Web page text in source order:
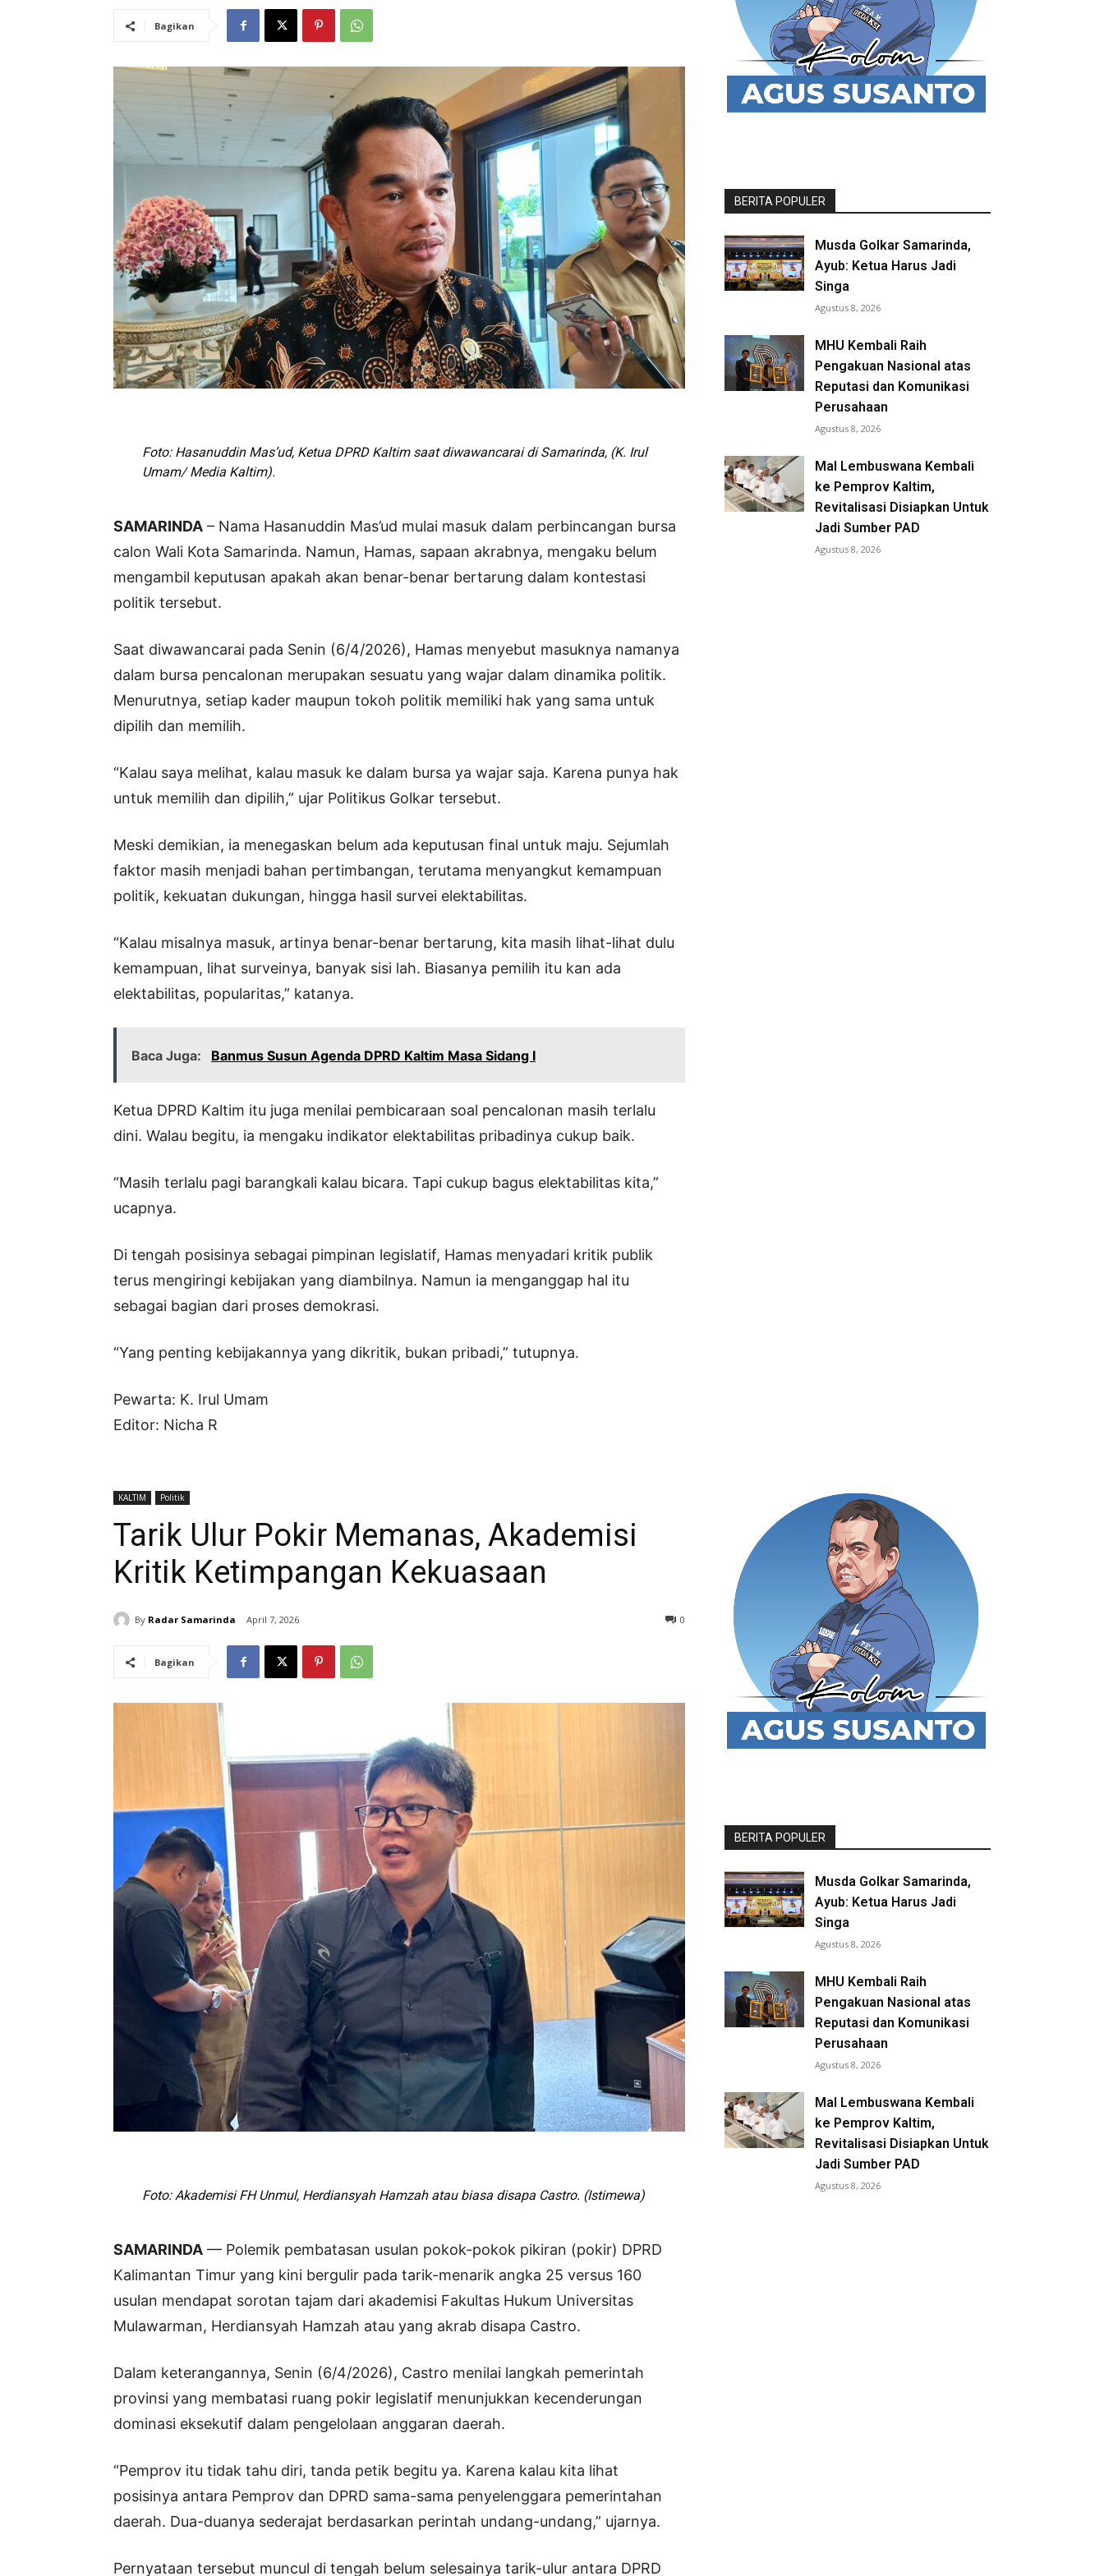
Bagikan
Foto: Hasanuddin Mas’ud, Ketua DPRD Kaltim saat diwawancarai di Samarinda, (K. Irul
Umam/ Media Kaltim).
SAMARINDA – Nama Hasanuddin Mas’ud mulai masuk dalam perbincangan bursa
calon Wali Kota Samarinda. Namun, Hamas, sapaan akrabnya, mengaku belum
mengambil keputusan apakah akan benar-benar bertarung dalam kontestasi
politik tersebut.
Saat diwawancarai pada Senin (6/4/2026), Hamas menyebut masuknya namanya
dalam bursa pencalonan merupakan sesuatu yang wajar dalam dinamika politik.
Menurutnya, setiap kader maupun tokoh politik memiliki hak yang sama untuk
dipilih dan memilih.
“Kalau saya melihat, kalau masuk ke dalam bursa ya wajar saja. Karena punya hak
untuk memilih dan dipilih,” ujar Politikus Golkar tersebut.
Meski demikian, ia menegaskan belum ada keputusan final untuk maju. Sejumlah
faktor masih menjadi bahan pertimbangan, terutama menyangkut kemampuan
politik, kekuatan dukungan, hingga hasil survei elektabilitas.
“Kalau misalnya masuk, artinya benar-benar bertarung, kita masih lihat-lihat dulu
kemampuan, lihat surveinya, banyak sisi lah. Biasanya pemilih itu kan ada
elektabilitas, popularitas,” katanya.
Baca Juga: Banmus Susun Agenda DPRD Kaltim Masa Sidang I
Ketua DPRD Kaltim itu juga menilai pembicaraan soal pencalonan masih terlalu
dini. Walau begitu, ia mengaku indikator elektabilitas pribadinya cukup baik.
“Masih terlalu pagi barangkali kalau bicara. Tapi cukup bagus elektabilitas kita,”
ucapnya.
Di tengah posisinya sebagai pimpinan legislatif, Hamas menyadari kritik publik
terus mengiringi kebijakan yang diambilnya. Namun ia menganggap hal itu
sebagai bagian dari proses demokrasi.
“Yang penting kebijakannya yang dikritik, bukan pribadi,” tutupnya.
Pewarta: K. Irul Umam
Editor: Nicha R
BERITA POPULER
Musda Golkar Samarinda,
Ayub: Ketua Harus Jadi
Singa
Agustus 8, 2026
MHU Kembali Raih
Pengakuan Nasional atas
Reputasi dan Komunikasi
Perusahaan
Agustus 8, 2026
Mal Lembuswana Kembali
ke Pemprov Kaltim,
Revitalisasi Disiapkan Untuk
Jadi Sumber PAD
Agustus 8, 2026